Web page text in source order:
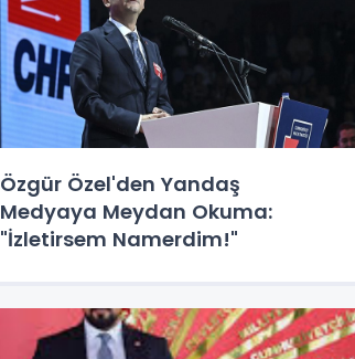
Özgür Özel'den Yandaş
Medyaya Meydan Okuma:
"İzletirsem Namerdim!"